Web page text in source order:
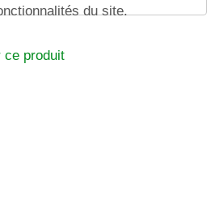
ce produit
du site.